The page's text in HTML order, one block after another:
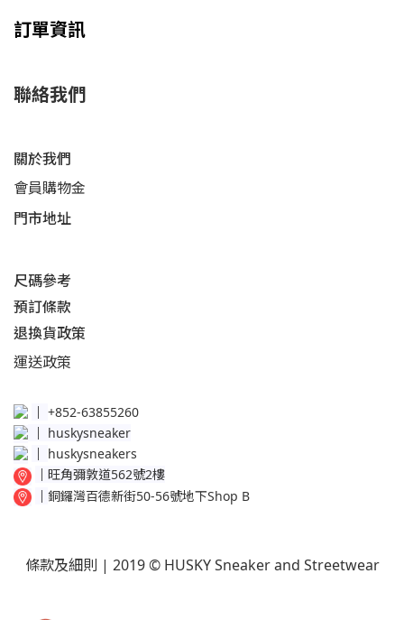
訂單資訊
聯絡我們
關於我們
會員購物金
門市地址
尺碼參考
預訂條款
退換貨政策​
運送政策​
│ +852-63855260
│ huskysneaker
│ huskysneakers
旺角彌敦道562號2樓
│ 銅鑼灣百德新街50-56號地下Shop B
條款及細則 | 2019 © HUSKY Sneaker and Streetwear